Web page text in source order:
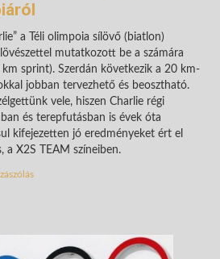
a Téli olimpoia sílövő (biatlon)
mutatkozott be a számára
sprint). Szerdán következik a 20 km-
jobban tervezhető és beosztható.
vele, hiszen Charlie régi
és terepfutásban is évek óta
kifejezetten jó eredményeket ért el
a X2S TEAM színeiben.